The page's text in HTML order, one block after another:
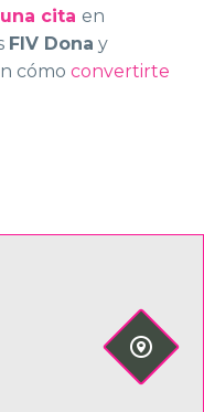
cita en
FIV Dona y
cómo convertirte

